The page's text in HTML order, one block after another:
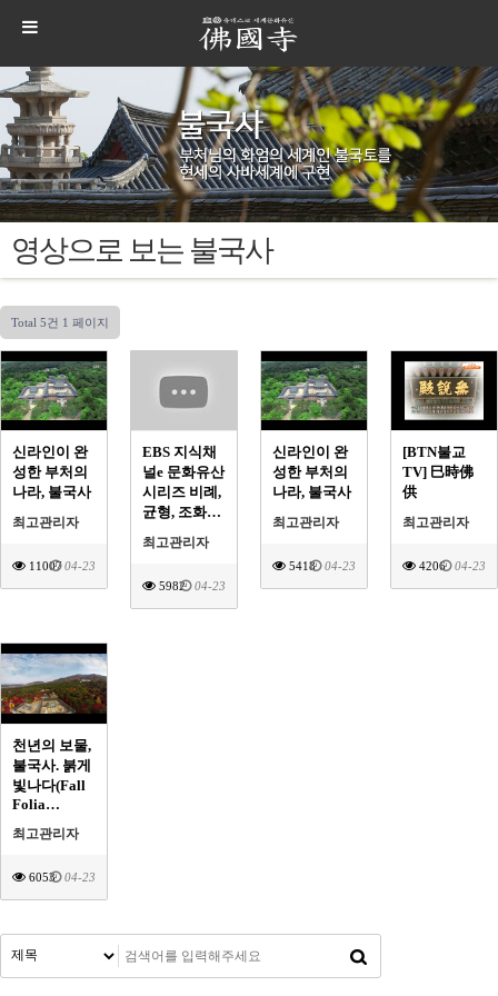
영상으로 보는 불국사
Total 5건 1 페이지
신라인이 완
성한 부처의
나라, 불국사
최고관리자
1100704-23
EBS 지식채
널e 문화유산
시리즈 비례,
균형, 조화…
최고관리자
5982 04-23
신라인이 완
성한 부처의
나라, 불국사
최고관리자
5418 04-23
[BTN불교
TV] 巳時佛
供
최고관리자
4206 04-23
천년의 보물,
불국사. 붉게
빛나다(Fall
Folia…
최고관리자
6053 04-23